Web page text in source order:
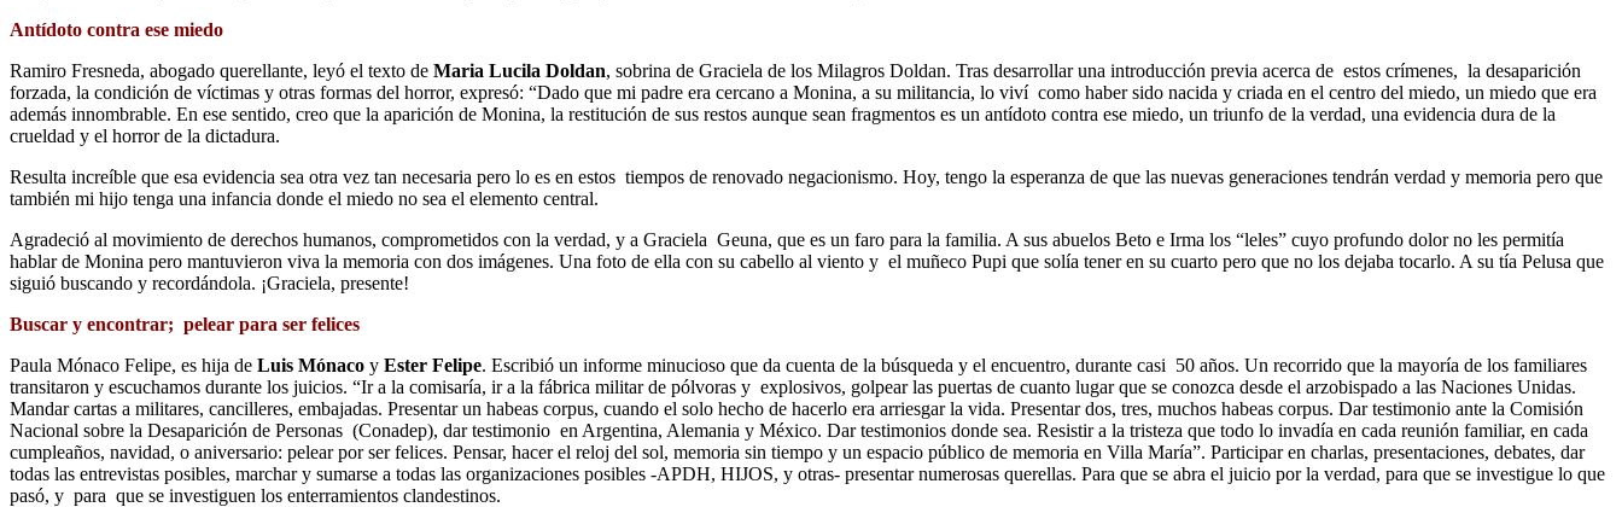
Antídoto contra ese miedo
Ramiro Fresneda, abogado querellante, leyó el texto de Maria Lucila Doldan, sobrina de Graciela de los Milagros Doldan. Tras desarrollar una introducción previa acerca de estos crímenes, la desaparición
forzada, la condición de víctimas y otras formas del horror, expresó: “Dado que mi padre era cercano a Monina, a su militancia, lo viví como haber sido nacida y criada en el centro del miedo, un miedo que era
además innombrable. En ese sentido, creo que la aparición de Monina, la restitución de sus restos aunque sean fragmentos es un antídoto contra ese miedo, un triunfo de la verdad, una evidencia dura de la
crueldad y el horror de la dictadura.
Resulta increíble que esa evidencia sea otra vez tan necesaria pero lo es en estos tiempos de renovado negacionismo. Hoy, tengo la esperanza de que las nuevas generaciones tendrán verdad y memoria pero que
también mi hijo tenga una infancia donde el miedo no sea el elemento central.
Agradeció al movimiento de derechos humanos, comprometidos con la verdad, y a Graciela Geuna, que es un faro para la familia. A sus abuelos Beto e Irma los “leles” cuyo profundo dolor no les permitía
hablar de Monina pero mantuvieron viva la memoria con dos imágenes. Una foto de ella con su cabello al viento y el muñeco Pupi que solía tener en su cuarto pero que no los dejaba tocarlo. A su tía Pelusa que
siguió buscando y recordándola. ¡Graciela, presente!
Buscar y encontrar; pelear para ser felices
Paula Mónaco Felipe, es hija de Luis Mónaco y Ester Felipe. Escribió un informe minucioso que da cuenta de la búsqueda y el encuentro, durante casi 50 años. Un recorrido que la mayoría de los familiares
transitaron y escuchamos durante los juicios. “Ir a la comisaría, ir a la fábrica militar de pólvoras y explosivos, golpear las puertas de cuanto lugar que se conozca desde el arzobispado a las Naciones Unidas.
Mandar cartas a militares, cancilleres, embajadas. Presentar un habeas corpus, cuando el solo hecho de hacerlo era arriesgar la vida. Presentar dos, tres, muchos habeas corpus. Dar testimonio ante la Comisión
Nacional sobre la Desaparición de Personas (Conadep), dar testimonio en Argentina, Alemania y México. Dar testimonios donde sea. Resistir a la tristeza que todo lo invadía en cada reunión familiar, en cada
cumpleaños, navidad, o aniversario: pelear por ser felices. Pensar, hacer el reloj del sol, memoria sin tiempo y un espacio público de memoria en Villa María”. Participar en charlas, presentaciones, debates, dar
todas las entrevistas posibles, marchar y sumarse a todas las organizaciones posibles -APDH, HIJOS, y otras- presentar numerosas querellas. Para que se abra el juicio por la verdad, para que se investigue lo que
pasó, y para que se investiguen los enterramientos clandestinos.